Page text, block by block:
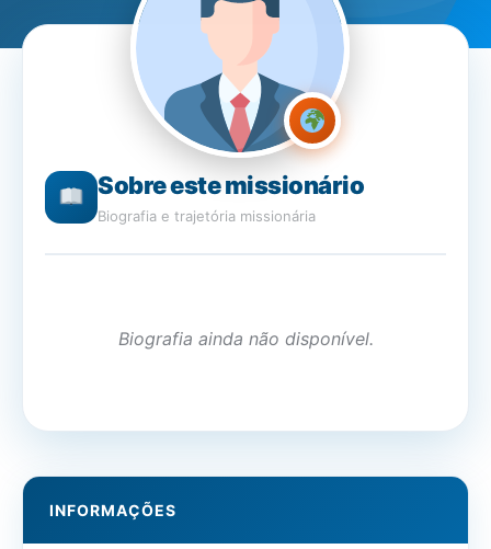
Sobre este missionário
Biografia e trajetória missionária
Biografia ainda não disponível.
INFORMAÇÕES